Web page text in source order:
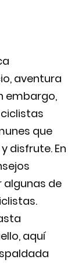
aventura
embargo,
que
disfrute. En
de
aquí